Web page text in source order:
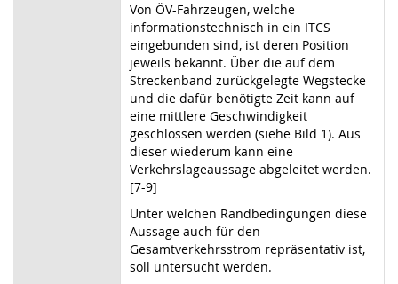
Von ÖV-Fahrzeugen, welche
informationstechnisch in ein ITCS
eingebunden sind, ist deren Position
jeweils bekannt. Über die auf dem
Streckenband zurückgelegte Wegstecke
und die dafür benötigte Zeit kann auf
eine mittlere Geschwindigkeit
geschlossen werden (siehe Bild 1). Aus
dieser wiederum kann eine
Verkehrslageaussage abgeleitet werden.
[7-9]
Unter welchen Randbedingungen diese
Aussage auch für den
Gesamtverkehrsstrom repräsentativ ist,
soll untersucht werden.